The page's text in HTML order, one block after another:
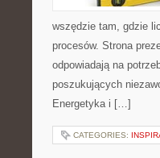
wszędzie tam, gdzie
procesów. Strona
odpowiadają na
poszukujących
Energetyka i […]
CATEGORIES: